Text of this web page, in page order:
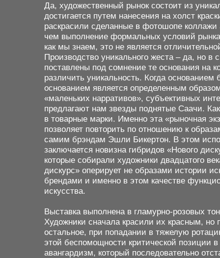
Да, художественный рынок состоит из
достигается путем нанесения на холст
раскрасили сделанные в фотошопе
чем выполнение формальных условий
как мы знаем, это не является
Производство уникального жеста – да, но в
поставлены под сомнение те основания на
различить уникальность. Когда
основанием является определенным
«маленьких нарративов», субъективных
предлагают нам звезды поднятые Саачи.
в товарные марки. Именно эта «рыночная
позволяет повторить по отношению к
самим брэндам Эшли Бикертон. В этом
заключается новизна гибридов «Нового
которые собирали художники двадцатого
дискурс» оперирует не образами истории
брендами и именно в этом качестве
искусства.
Выставка выполнена в гламурно-розовых
Художники сначала красили их красным, но
остальное, при попадании в тяжелую
этой беспомощности критической позиции
авангардизм, который последовательно